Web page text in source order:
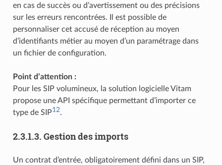
en cas de succès ou d’avertissement ou des précisions
sur les erreurs rencontrées. Il est possible de
personnaliser cet accusé de réception au moyen
d’identifiants métier au moyen d’un paramétrage dans
un fichier de configuration.
Point d’attention :
Pour les SIP volumineux, la solution logicielle Vitam
propose une API spécifique permettant d’importer ce
type de SIP12.
2.3.1.3. Gestion des imports
Un contrat d’entrée, obligatoirement défini dans un SIP,